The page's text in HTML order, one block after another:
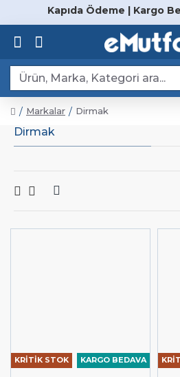
Kapıda Ödeme | Kargo
Markalar Dirmak
Dirmak
KARGO BEDAVA
KRİTİK STOK